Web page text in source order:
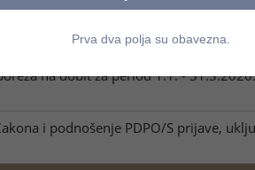
III Porez na dobit pravnih lica
mesec 2020. godine
na dobit za period 1.1. -
i podnošenje PDPO/S prijave,